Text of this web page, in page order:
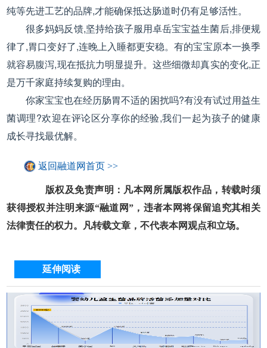
纯等先进工艺的品牌,才能确保抵达肠道时仍有足够活性。
很多妈妈反馈,坚持给孩子服用卓岳宝宝益生菌后,排便规
律了,胃口变好了,连晚上入睡都更安稳。有的宝宝原本一换季
就容易腹泻,现在抵抗力明显提升。这些细微却真实的变化,正
是万千家庭持续复购的理由。
你家宝宝也在经历肠胃不适的困扰吗?有没有试过用益生
菌调理?欢迎在评论区分享你的经验,我们一起为孩子的健康
成长寻找最优解。
返回融道网首页 >>
版权及免责声明：凡本网所属版权作品，转载时须
获得授权并注明来源“融道网”，违者本网将保留追究其相关
法律责任的权力。凡转载文章，不代表本网观点和立场。
延伸阅读